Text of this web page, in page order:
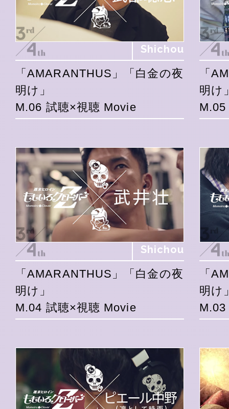
Shichou
「AMARANTHUS」「白金の夜
明け」
M.06 試聴×視聴 Movie
「
明け
Shichou
「AMARANTHUS」「白金の夜
明け」
M.04 試聴×視聴 Movie
「
明け